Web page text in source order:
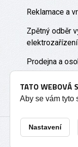
Reklamace a
Zpětný odběr
elektrozařízení
Prodejna a
2026 © Tonery
TATO WEBOVÁ
Aby se vám tyto
Nastavení